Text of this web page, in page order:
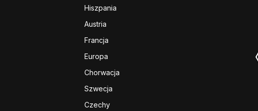
Hiszpania
Austria
Francja
Europa
Chorwacja
Szwecja
Czechy